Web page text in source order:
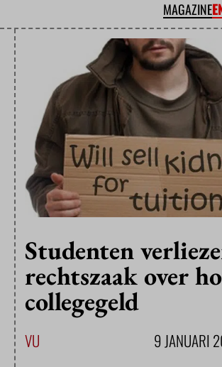
MAGAZINE
Studenten
rechtszaak over
collegegeld
VU 9 JANUARI